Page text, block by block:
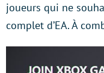
joueurs qui ne
complet d’EA. À